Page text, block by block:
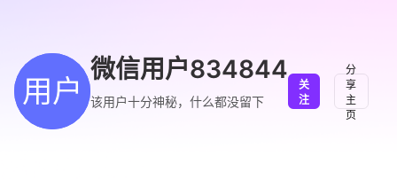
下载
会员
企业服务
用户
微信用户834844
该用户十分神秘，什么都没留下
关
注
分
享
主
页